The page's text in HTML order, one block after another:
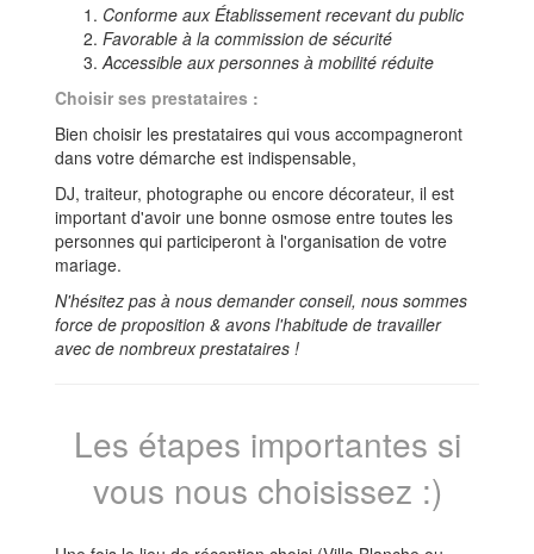
Conforme aux Établissement recevant du public
Favorable à la commission de sécurité
Accessible aux personnes à mobilité réduite
Choisir ses prestataires :
Bien choisir les prestataires qui vous accompagneront
dans votre démarche est indispensable,
DJ, traiteur, photographe ou encore décorateur, il est
important d'avoir une bonne osmose entre toutes les
personnes qui participeront à l'organisation de votre
mariage.
N'hésitez pas à nous demander conseil, nous sommes
force de proposition & avons l'habitude de travailler
avec de nombreux prestataires !
Les étapes importantes si
vous nous choisissez :)